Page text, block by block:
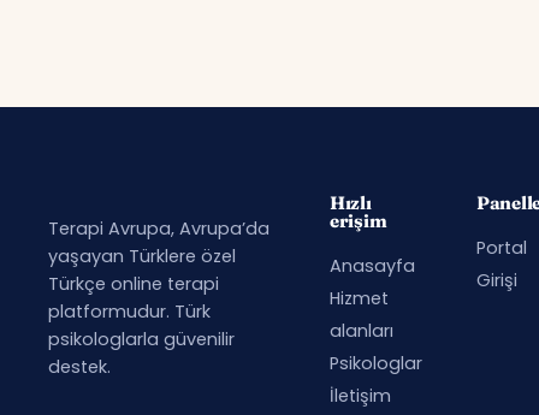
Terapi Avrupa, Avrupa’da
yaşayan Türklere özel
Türkçe online terapi
platformudur. Türk
psikologlarla güvenilir
destek.
Hızlı
erişim
Anasayfa
Hizmet
alanları
Psikologlar
İletişim
Portal
Girişi